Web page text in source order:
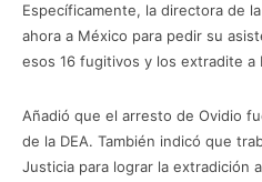
Específicamente, la directora de
ahora a México para pedir su
esos 16 fugitivos y los extradite a
Añadió que el arresto de Ovidio
de la DEA. También indicó que
Justicia para lograr la extradición